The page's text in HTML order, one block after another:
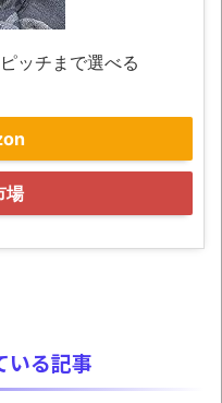
編「FF7リベレーシ
州gamescom 2026
えてくれ
がアジア人にケンカ
07/25
ッチまで選べる
場
いる記事